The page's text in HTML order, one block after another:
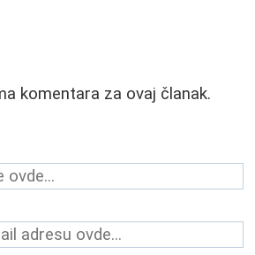
komentara za ovaj članak.